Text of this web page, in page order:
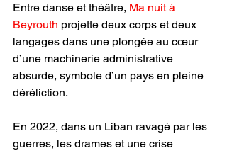
Entre danse et théâtre, Ma nuit à
Beyrouth projette deux corps et deux
langages dans une plongée au cœur
d’une machinerie administrative
absurde, symbole d’un pays en pleine
déréliction.
En 2022, dans un Liban ravagé par les
guerres, les drames et une crise